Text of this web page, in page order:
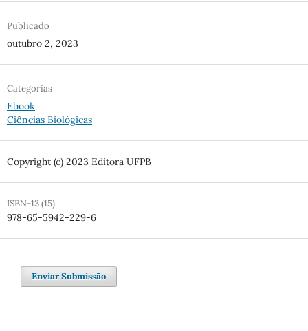
Publicado
outubro 2, 2023
Categorias
Ebook
Ciências Biológicas
Copyright (c) 2023 Editora UFPB
ISBN-13 (15)
978-65-5942-229-6
Enviar Submissão